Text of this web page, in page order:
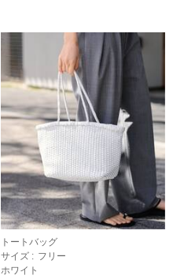
トートバッグ
サイズ : フリー
ホワイト